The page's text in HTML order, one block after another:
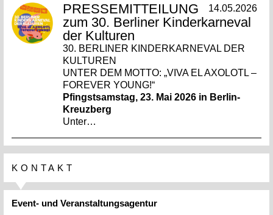
14.05.2026
PRESSEMITTEILUNG
zum 30. Berliner Kinderkarneval
der Kulturen
30. BERLINER KINDERKARNEVAL DER
KULTUREN
UNTER DEM MOTTO: „VIVA EL AXOLOTL –
FOREVER YOUNG!“
Pfingstsamstag, 23. Mai 2026 in Berlin-
Kreuzberg
Unter…
KONTAKT
Event- und Veranstaltungsagentur